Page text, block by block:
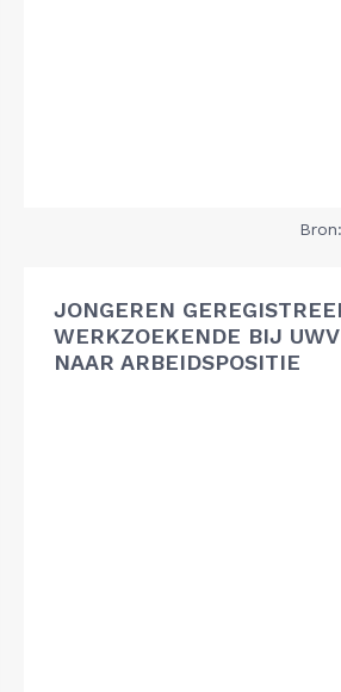
Bron:
JONGEREN
WERKZOEKENDE BIJ UWV
NAAR ARBEIDSPOSITIE